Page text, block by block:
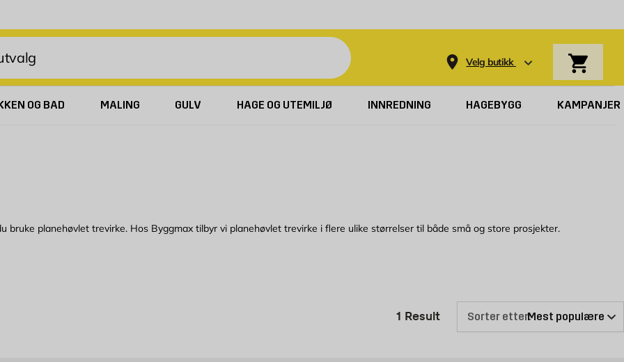
Velg butikk
OG BAD MALING GULV HAGE OG UTEMILJØ INNREDNING HAGEBYGG KAMPANJER
planehøvlet trevirke. Hos Byggmax tilbyr vi planehøvlet trevirke i flere ulike størrelser til både små og store prosjekter.
trevirke til innkledning av dør- og vindussmyg. Det finnes både malt og ubehandlet planehøvlet trevirke. Ubehandlet
planehøvlede trevirke få akkurat den overflaten du ønsker til prosjektet ditt. I tillegg til at planehøvlet trevirke ser pent ut, har det også
mot fukt og slitasje.
1 ResultProduktlisten er oppdatert: 1
Sorter etter: